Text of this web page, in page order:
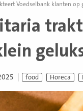
Voedselbank klanten
food Horeca